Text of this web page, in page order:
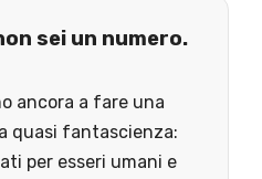
sei un numero.
ancora a fare una
quasi fantascienza:
per esseri umani e